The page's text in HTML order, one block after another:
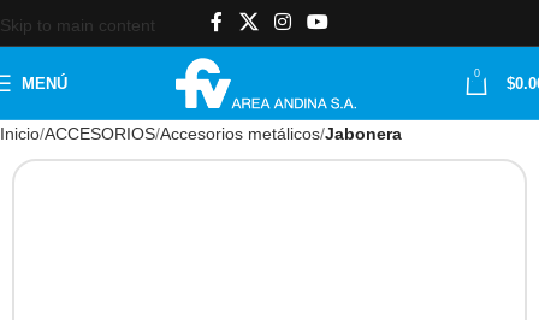
Skip to main content
MENÚ
0
$
Inicio ACCESORIOS Accesorios metálicos Jabonera